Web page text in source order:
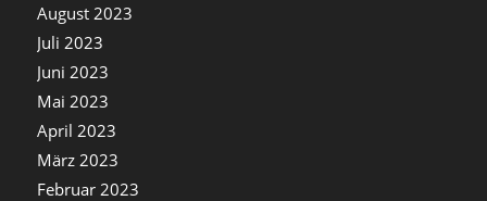
August 2023
Juli 2023
Juni 2023
Mai 2023
April 2023
März 2023
Februar 2023